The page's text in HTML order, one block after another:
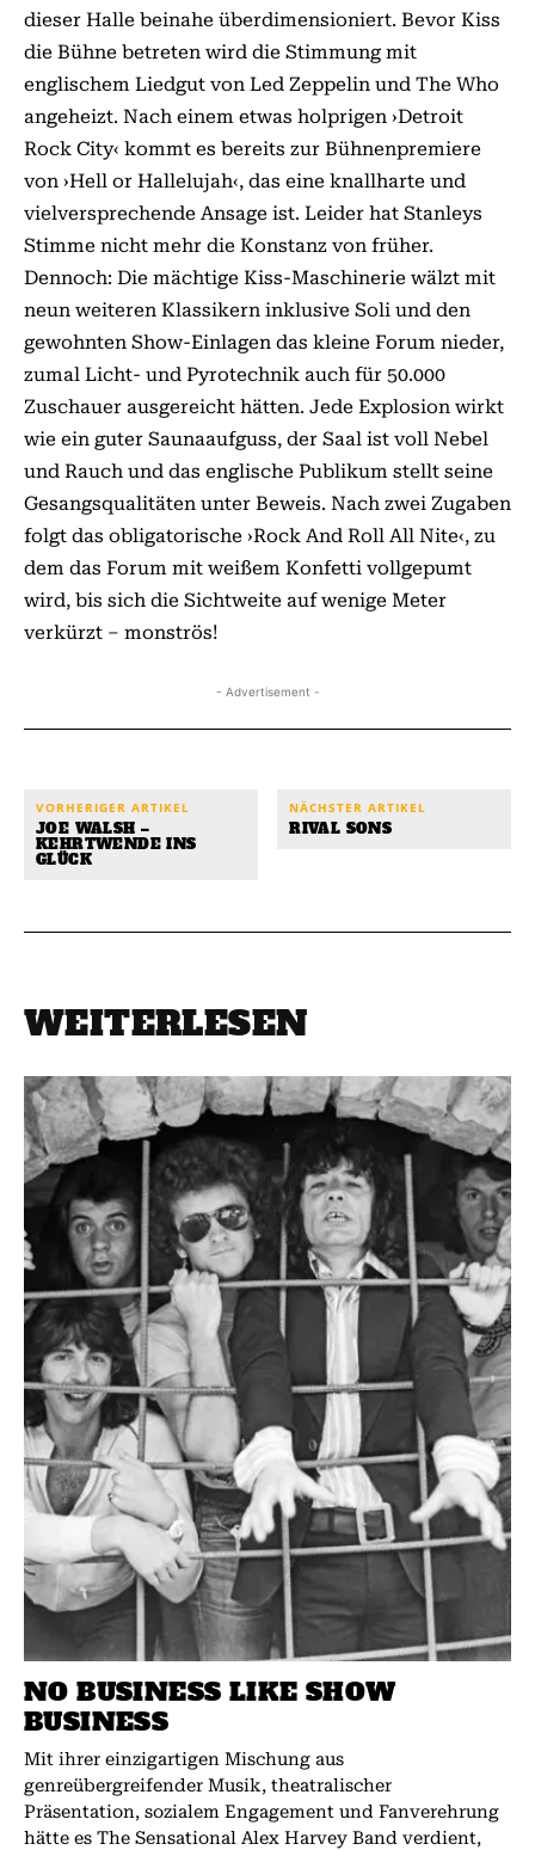
dieser Halle beinahe überdimensioniert. Bevor Kiss
die Bühne betreten wird die Stimmung mit
englischem Liedgut von Led Zeppelin und The Who
angeheizt. Nach einem etwas holprigen ›Detroit
Rock City‹ kommt es bereits zur Bühnenpremiere
von ›Hell or Hallelujah‹, das eine knallharte und
vielversprechende Ansage ist. Leider hat Stanleys
Stimme nicht mehr die Konstanz von früher.
Dennoch: Die mächtige Kiss-Maschinerie wälzt mit
neun weiteren Klassikern inklusive Soli und den
gewohnten Show-Einlagen das kleine Forum nieder,
zumal Licht- und Pyrotechnik auch für 50.000
Zuschauer ausgereicht hätten. Jede Explosion wirkt
wie ein guter Saunaaufguss, der Saal ist voll Nebel
und Rauch und das englische Publikum stellt seine
Gesangsqualitäten unter Beweis. Nach zwei Zugaben
folgt das obligatorische ›Rock And Roll All Nite‹, zu
dem das Forum mit weißem Konfetti vollgepumt
wird, bis sich die Sichtweite auf wenige Meter
verkürzt – monströs!
- Advertisement -
VORHERIGER ARTIKEL
JOE WALSH –
KEHRTWENDE INS
GLÜCK
NÄCHSTER ARTIKEL
RIVAL SONS
WEITERLESEN
NO BUSINESS LIKE SHOW
BUSINESS
Mit ihrer einzigartigen Mischung aus
genreübergreifender Musik, theatralischer
Präsentation, sozialem Engagement und Fanverehrung
hätte es The Sensational Alex Harvey Band verdient,